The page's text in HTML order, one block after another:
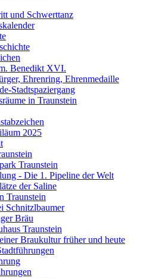
und Schwerttanz
Benedikt XVI.
Ehrenring, Ehrenmedaille
Stadtspaziergang
in Traunstein
2025
Traunstein
- Die 1. Pipeline der Welt
der Saline
Traunstein
Schnitzlbaumer
Bräu
Traunstein
Braukultur früher und heute